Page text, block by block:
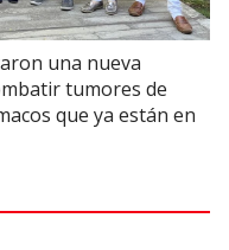
una nueva
tumores de
que ya están en